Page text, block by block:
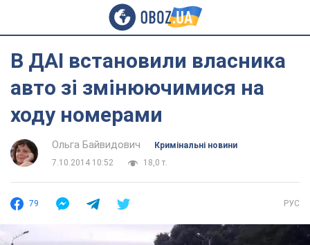
В ДАІ встановили власника
авто зі змінюючимися на
ходу номерами
Ольга Байвидович
Кримінальні новини
7.10.2014 10:52
18,0 т.
79 РУС